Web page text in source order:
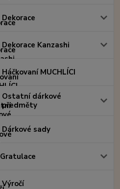
Dekorace
Dekorace Kanzashi
Háčkovaní MUCHLÍCI
Ostatní dárkové
předměty
Dárkové sady
Gratulace
Výročí